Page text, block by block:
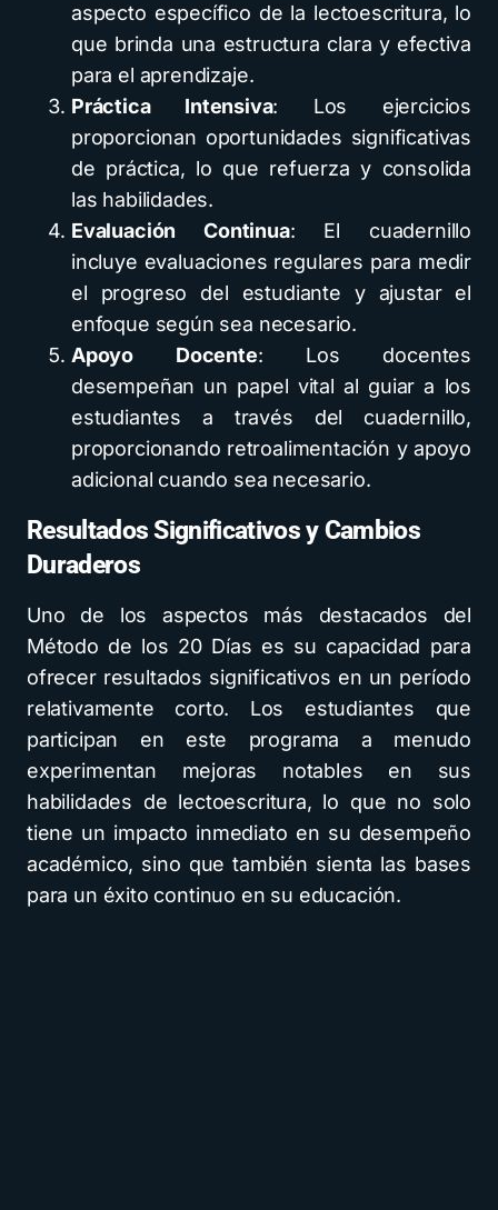
aspecto específico de la lectoescritura, lo
que brinda una estructura clara y efectiva
para el aprendizaje.
Práctica Intensiva: Los ejercicios
proporcionan oportunidades significativas
de práctica, lo que refuerza y consolida
las habilidades.
Evaluación Continua: El cuadernillo
incluye evaluaciones regulares para medir
el progreso del estudiante y ajustar el
enfoque según sea necesario.
Apoyo Docente: Los docentes
desempeñan un papel vital al guiar a los
estudiantes a través del cuadernillo,
proporcionando retroalimentación y apoyo
adicional cuando sea necesario.
Resultados Significativos y Cambios
Duraderos
Uno de los aspectos más destacados del
Método de los 20 Días es su capacidad para
ofrecer resultados significativos en un período
relativamente corto. Los estudiantes que
participan en este programa a menudo
experimentan mejoras notables en sus
habilidades de lectoescritura, lo que no solo
tiene un impacto inmediato en su desempeño
académico, sino que también sienta las bases
para un éxito continuo en su educación.